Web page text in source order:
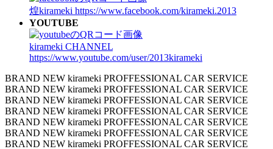
煌kirameki https://www.facebook.com/kirameki.2013
YOUTUBE
kirameki CHANNEL
https://www.youtube.com/user/2013kirameki
BRAND NEW kirameki PROFFESSIONAL CAR SERVICE
BRAND NEW kirameki PROFFESSIONAL CAR SERVICE
BRAND NEW kirameki PROFFESSIONAL CAR SERVICE
BRAND NEW kirameki PROFFESSIONAL CAR SERVICE
BRAND NEW kirameki PROFFESSIONAL CAR SERVICE
BRAND NEW kirameki PROFFESSIONAL CAR SERVICE
BRAND NEW kirameki PROFFESSIONAL CAR SERVICE